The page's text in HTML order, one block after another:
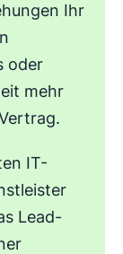
Ihr
oder
mehr
IT-
Lead-